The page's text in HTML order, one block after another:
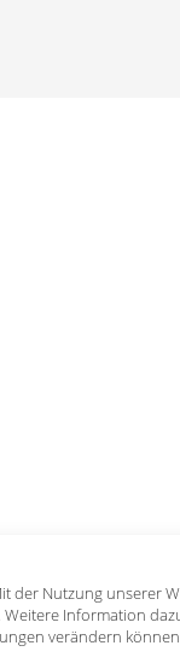
der Nutzung unserer
Information
verändern